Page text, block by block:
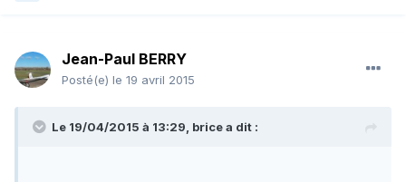
Jean-Paul BERRY
Posté(e) le 19 avril 2015
Le 19/04/2015 à 13:29, brice a dit :